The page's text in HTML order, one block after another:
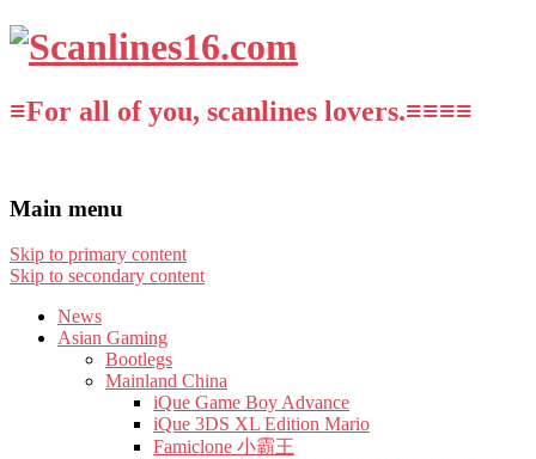
≡For all of you, scanlines lovers.≡≡≡≡
Main menu
Skip to primary content
Skip to secondary content
News
Asian Gaming
Bootlegs
Mainland China
iQue Game Boy Advance
iQue 3DS XL Edition Mario
Famiclone 小霸王